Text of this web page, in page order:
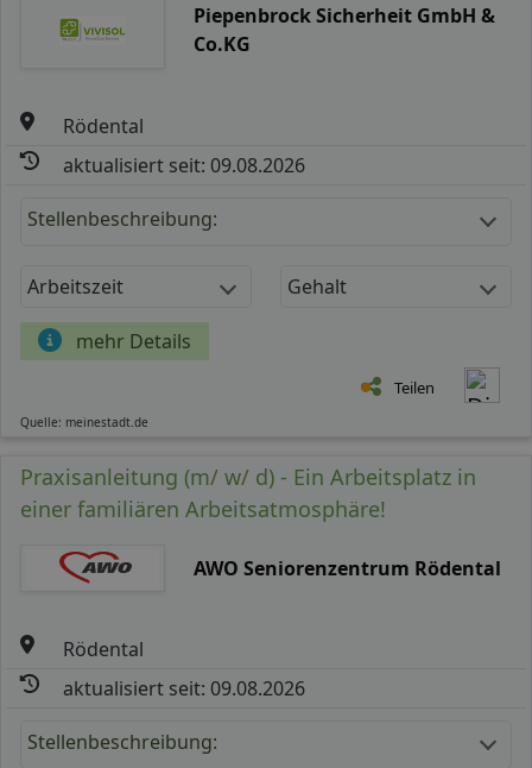
Piepenbrock Sicherheit GmbH &
Co.KG
Rödental
aktualisiert seit: 09.08.2026
Stellenbeschreibung:
Arbeitszeit Gehalt
mehr Details
Teilen
Quelle: meinestadt.de
Praxisanleitung (m/ w/ d) - Ein Arbeitsplatz in
einer familiären Arbeitsatmosphäre!
AWO Seniorenzentrum Rödental
Rödental
aktualisiert seit: 09.08.2026
Stellenbeschreibung: